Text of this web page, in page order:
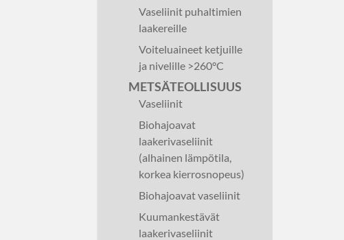
Vaseliinit puhaltimien
laakereille
Voiteluaineet ketjuille
ja nivelille >260°C
METSÄTEOLLISUUS
Vaseliinit
Biohajoavat
laakerivaseliinit
(alhainen lämpötila,
korkea kierrosnopeus)
Biohajoavat vaseliinit
Kuumankestävät
laakerivaseliinit